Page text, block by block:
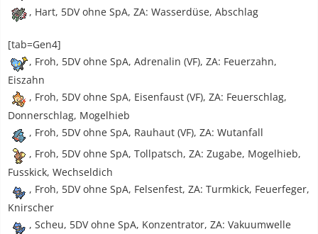
, Hart, 5DV ohne SpA, ZA: Wasserdüse, Abschlag
[tab=Gen4]
, Froh, 5DV ohne SpA, Adrenalin (VF), ZA: Feuerzahn,
Eiszahn
, Froh, 5DV ohne SpA, Eisenfaust (VF), ZA: Feuerschlag,
Donnerschlag, Mogelhieb
, Froh, 5DV ohne SpA, Rauhaut (VF), ZA: Wutanfall
, Froh, 5DV ohne SpA, Tollpatsch, ZA: Zugabe, Mogelhieb,
Fusskick, Wechseldich
, Froh, 5DV ohne SpA, Felsenfest, ZA: Turmkick, Feuerfeger,
Knirscher
, Scheu, 5DV ohne SpA, Konzentrator, ZA: Vakuumwelle